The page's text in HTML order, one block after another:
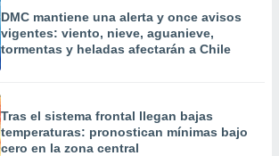
DMC mantiene una alerta y once avisos
vigentes: viento, nieve, aguanieve,
tormentas y heladas afectarán a Chile
Tras el sistema frontal llegan bajas
temperaturas: pronostican mínimas bajo
cero en la zona central